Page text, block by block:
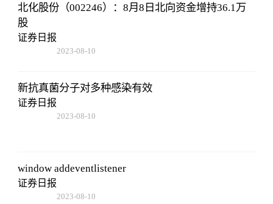
北化股份（002246）：8月8日北向资金增持36.1万
股
证券日报
2023-08-10
新抗真菌分子对多种感染有效
证券日报
2023-08-10
window addeventlistener
证券日报
2023-08-10